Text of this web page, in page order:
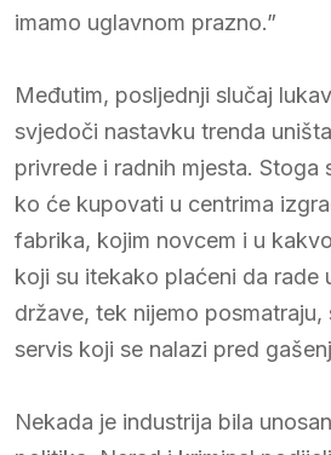
imamo uglavnom prazno.”
Međutim, posljednji slučaj
svjedoči nastavku trenda
privrede i radnih mjesta. Stoga
ko će kupovati u centrima
fabrika, kojim novcem i u
koji su itekako plaćeni da rade
države, tek nijemo
servis koji se nalazi pred
Nekada je industrija bila